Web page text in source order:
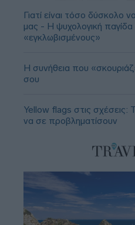
Γιατί είναι τόσο δύσκολο
μας - Η ψυχολογική
«εγκλωβισμένους»
Η συνήθεια που
σου
Yellow flags στις σχέσεις:
να σε προβληματίσουν